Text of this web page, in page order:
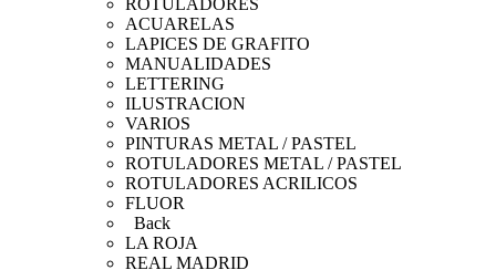
ROTULADORES
ACUARELAS
LAPICES DE GRAFITO
MANUALIDADES
LETTERING
ILUSTRACION
VARIOS
PINTURAS METAL / PASTEL
ROTULADORES METAL / PASTEL
ROTULADORES ACRILICOS
FLUOR
Back
LA ROJA
REAL MADRID